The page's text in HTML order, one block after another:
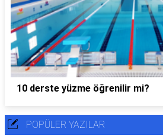
10 derste yüzme öğrenilir mi?
POPÜLER YAZILAR